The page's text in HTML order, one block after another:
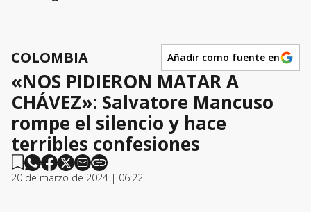
COLOMBIA Añadir como fuente en
«NOS PIDIERON MATAR A
CHÁVEZ»: Salvatore Mancuso
rompe el silencio y hace
terribles confesiones
20 de marzo de 2024 | 06:22